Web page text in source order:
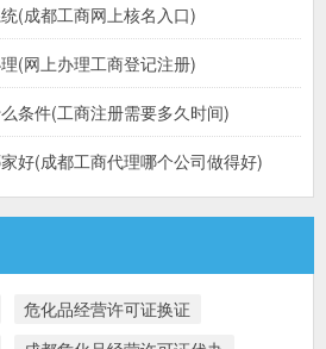
(成都工商网上核名入口)
(网上办理工商登记注册)
条件(工商注册需要多久时间)
好(成都工商代理哪个公司做得好)
危化品经营许可证换证